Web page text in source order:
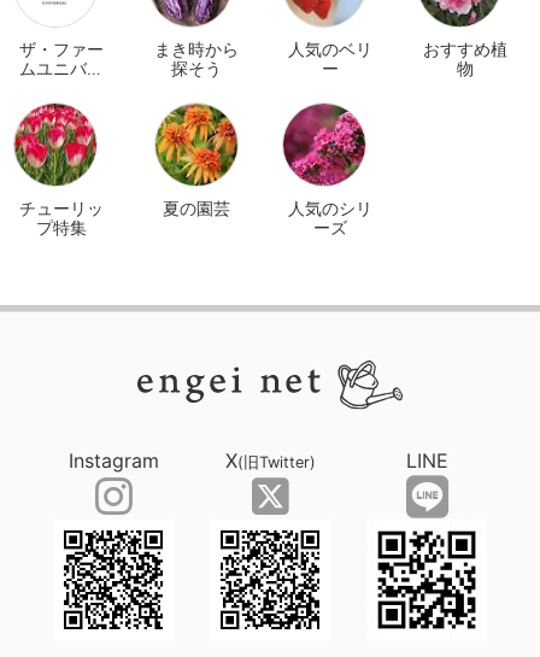
ザ・ファー
ムユニバー
イン
まき時から
探そう
人気のベリ
ー
おすすめ植
物
チューリッ
プ特集
夏の園芸
人気のシリ
ーズ
Instagram X(旧Twitter) LINE